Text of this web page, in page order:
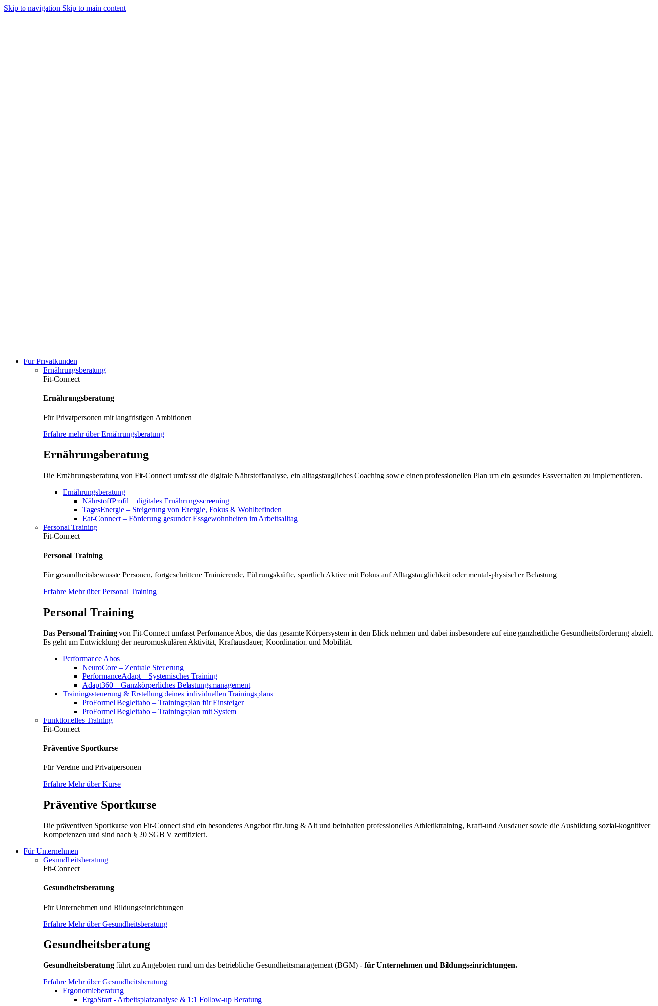
Skip to navigation Skip to main content
Für Privatkunden
Ernährungsberatung
Fit-Connect
Ernährungsberatung
Für Privatpersonen mit langfristigen Ambitionen
Erfahre mehr über Ernährungsberatung
Ernährungsberatung
Die Ernährungsberatung von Fit-Connect umfasst die digitale Nährstoffanalyse, ein alltagstaugliches Coaching sowie einen professionellen Plan um ein gesundes Essverhalten zu implementieren.
Ernährungsberatung
NährstoffProfil – digitales Ernährungsscreening
TagesEnergie – Steigerung von Energie, Fokus & Wohlbefinden
Eat-Connect – Förderung gesunder Essgewohnheiten im Arbeitsalltag
Personal Training
Fit-Connect
Personal Training
Für gesundheitsbewusste Personen, fortgeschrittene Trainierende, Führungskräfte, sportlich Aktive mit Fokus auf Alltagstauglichkeit oder mental-physischer Belastung
Erfahre Mehr über Personal Training
Personal Training
Das Personal Training von Fit-Connect umfasst Perfomance Abos, die das gesamte Körpersystem in den Blick nehmen und dabei insbesondere auf eine ganzheitliche Gesundheitsförderung abzielt.
Es geht um Entwicklung der neuromuskulären Aktivität, Kraftausdauer, Koordination und Mobilität.
Performance Abos
NeuroCore – Zentrale Steuerung
PerformanceAdapt – Systemisches Training
Adapt360 – Ganzkörperliches Belastungsmanagement
Trainingssteuerung & Erstellung deines individuellen Trainingsplans
ProFormel Begleitabo – Trainingsplan für Einsteiger
ProFormel Begleitabo – Trainingsplan mit System
Funktionelles Training
Fit-Connect
Präventive Sportkurse
Für Vereine und Privatpersonen
Erfahre Mehr über Kurse
Präventive Sportkurse
Die präventiven Sportkurse von Fit-Connect sind ein besonderes Angebot für Jung & Alt und beinhalten professionelles Athletiktraining, Kraft-und Ausdauer sowie die Ausbildung sozial-kognitiver
Kompetenzen und sind nach § 20 SGB V zertifiziert.
Für Unternehmen
Gesundheitsberatung
Fit-Connect
Gesundheitsberatung
Für Unternehmen und Bildungseinrichtungen
Erfahre Mehr über Gesundheitsberatung
Gesundheitsberatung
Gesundheitsberatung führt zu Angeboten rund um das betriebliche Gesundheitsmanagement (BGM) - für Unternehmen und Bildungseinrichtungen.
Erfahre Mehr über Gesundheitsberatung
Ergonomieberatung
ErgoStart - Arbeitsplatzanalyse & 1:1 Follow-up Beratung